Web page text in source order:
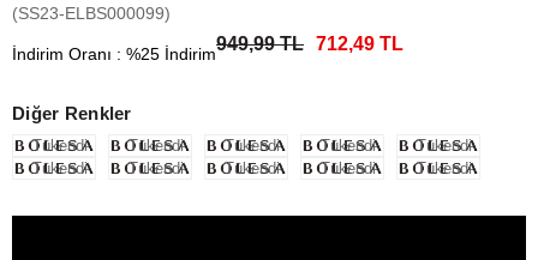
(SS23-ELBS000099)
İndirim Oranı : %25 İndirim949,99 TL 712,49 TL
Diğer Renkler
Tükendi Tükendi Tükendi Tükendi
Tükendi
Tükendi
Tükendi Tükendi Tükendi Tükendi